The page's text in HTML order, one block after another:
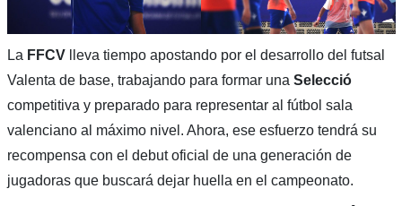
La FFCVlleva tiempo apostando por el desarrollo del futsal
Valenta de base, trabajando para formar una Selecció
competitiva y preparado para representar al fútbol sala
valenciano al máximo nivel. Ahora, ese esfuerzo tendrá su
recompensa con el debut oficial de una generación de
jugadoras que buscará dejar huella en el campeonato.